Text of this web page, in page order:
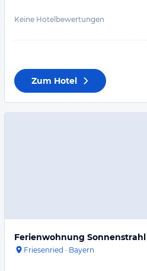
Keine Hotelbewertungen
Zum Hotel
Ferienwohnung Sonnenstrahl
Friesenried · Bayern